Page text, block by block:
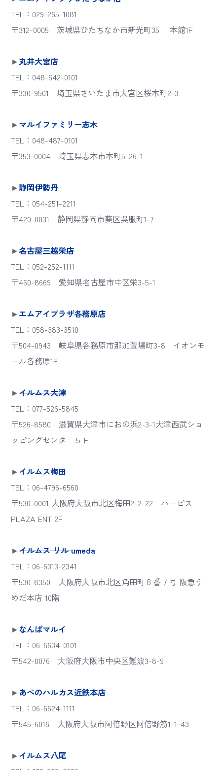
TEL：029-265-1081
〒312-0005 茨城県ひたちなか市新光町35 本館1F
►丸井大宮店
TEL：048-642-0101
〒330-9501 埼玉県さいたま市大宮区桜木町2-3
► マルイファミリー志木
TEL：048-487-0101
〒353-0004 埼玉県志木市本町5-26-1
►静岡伊勢丹
TEL：054-251-2211
〒420-0031 静岡県静岡市葵区呉服町1-7
►名古屋三越栄店
TEL：052-252-1111
〒460-8669 愛知県名古屋市中区栄3-5-1
► エムアイプラザ各務原店
TEL：058-383-3510
〒504-0943 岐阜県各務原市那加萱場町3-8 イオンモ
ール各務原1F
►イルムス大津
TEL：077-526-5845
〒526-8580 滋賀県大津市におの浜2-3-1大津西武ショ
ッピングセンター５Ｆ
►イルムス梅田
TEL：06-4796-6560
〒530-0001 大阪府大阪市北区梅田2-2-22 ハーピス
PLAZA ENT 2F
►イルムス リル umeda
TEL：06-6313-2341
〒530-8350 大阪府大阪市北区角田町８番７号 阪急う
めだ本店 10階
► なんばマルイ
TEL：06-6634-0101
〒542-0076 大阪府大阪市中央区難波3-8-9
► あべのハルカス近鉄本店
TEL：06-6624-1111
〒545-6016 大阪府大阪市阿倍野区阿倍野筋1-1-43
►イルムス八尾